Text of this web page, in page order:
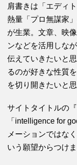
肩書きは「エディ
熱量「プロ無謀家
が生業。文章、映
ンなどを活用しな
伝えていきたいと
るのが好きな性質
を切り開きたいと
サイトタイトルの
「intelligence for
メーションではな
いう願望からつけま